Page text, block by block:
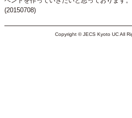
(20150708)
Copyright © JECS Kyoto UC All